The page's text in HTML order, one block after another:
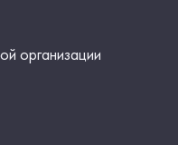
организации